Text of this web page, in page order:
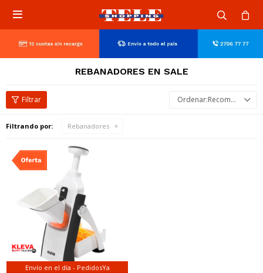

REBANADORES EN SALE
Recomendados
Filtrando por: Rebanadores
Envío en el día - PedidosYa